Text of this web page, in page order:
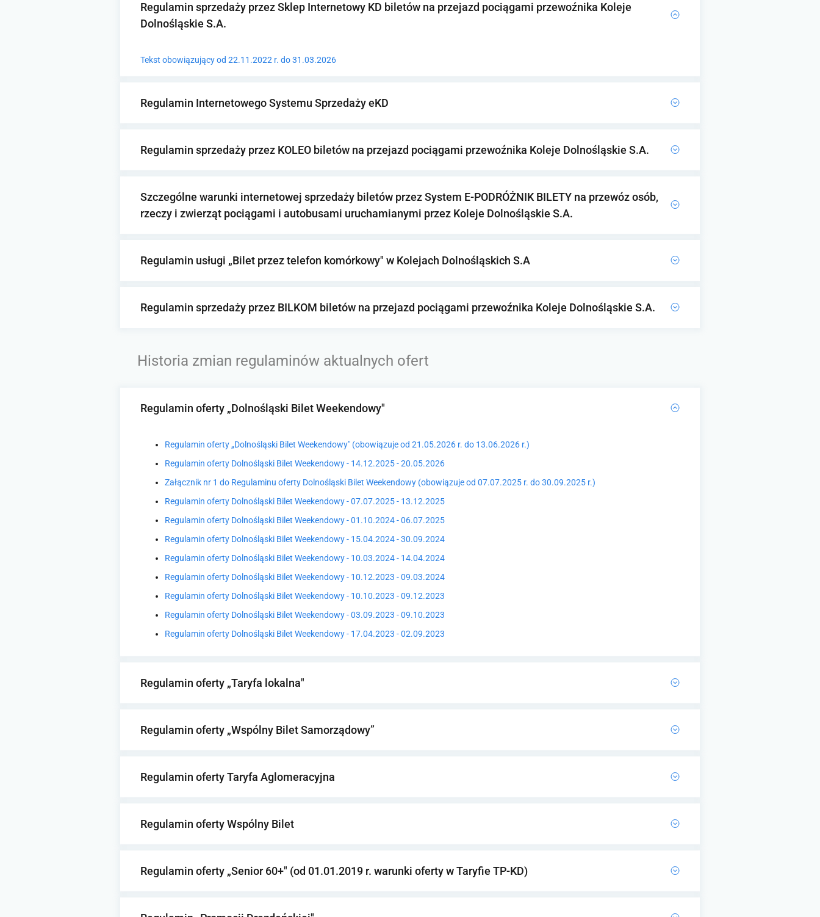
Regulamin sprzedaży przez Sklep Internetowy KD biletów na przejazd pociągami przewoźnika Koleje
Dolnośląskie S.A.
Tekst obowiązujący od 22.11.2022 r. do 31.03.2026
Regulamin Internetowego Systemu Sprzedaży eKD
Regulamin sprzedaży przez KOLEO biletów na przejazd pociągami przewoźnika Koleje Dolnośląskie S.A.
Szczególne warunki internetowej sprzedaży biletów przez System E-PODRÓŻNIK BILETY na przewóz osób,
rzeczy i zwierząt pociągami i autobusami uruchamianymi przez Koleje Dolnośląskie S.A.
Regulamin usługi „Bilet przez telefon komórkowy" w Kolejach Dolnośląskich S.A
Regulamin sprzedaży przez BILKOM biletów na przejazd pociągami przewoźnika Koleje Dolnośląskie S.A.
Historia zmian regulaminów aktualnych ofert
Regulamin oferty „Dolnośląski Bilet Weekendowy"
Regulamin oferty „Dolnośląski Bilet Weekendowy" (obowiązuje od 21.05.2026 r. do 13.06.2026 r.)
Regulamin oferty Dolnośląski Bilet Weekendowy - 14.12.2025 - 20.05.2026
Załącznik nr 1 do Regulaminu oferty Dolnośląski Bilet Weekendowy (obowiązuje od 07.07.2025 r. do 30.09.2025 r.)
Regulamin oferty Dolnośląski Bilet Weekendowy - 07.07.2025 - 13.12.2025
Regulamin oferty Dolnośląski Bilet Weekendowy - 01.10.2024 - 06.07.2025
Regulamin oferty Dolnośląski Bilet Weekendowy - 15.04.2024 - 30.09.2024
Regulamin oferty Dolnośląski Bilet Weekendowy - 10.03.2024 - 14.04.2024
Regulamin oferty Dolnośląski Bilet Weekendowy - 10.12.2023 - 09.03.2024
Regulamin oferty Dolnośląski Bilet Weekendowy - 10.10.2023 - 09.12.2023
Regulamin oferty Dolnośląski Bilet Weekendowy - 03.09.2023 - 09.10.2023
Regulamin oferty Dolnośląski Bilet Weekendowy - 17.04.2023 - 02.09.2023
Regulamin oferty „Taryfa lokalna"
Regulamin oferty „Wspólny Bilet Samorządowy”
Regulamin oferty Taryfa Aglomeracyjna
Regulamin oferty Wspólny Bilet
Regulamin oferty „Senior 60+" (od 01.01.2019 r. warunki oferty w Taryfie TP-KD)